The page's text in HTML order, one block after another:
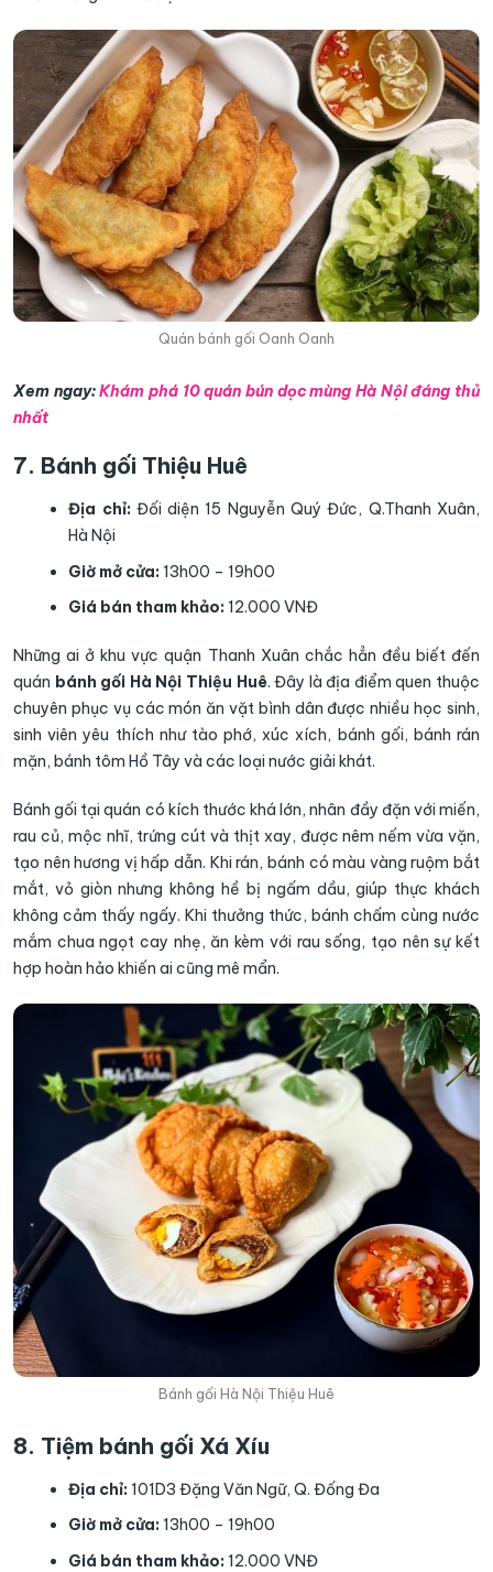
Quán bánh gối Oanh Oanh
Xem ngay:Khám phá 10 quán bún dọc mùng Hà Nội đáng thử
nhất
7. Bánh gối Thiệu Huê
Địa chỉ: Đối diện 15 Nguyễn Quý Đức, Q.Thanh Xuân,
Hà Nội
Giờ mở cửa: 13h00 – 19h00
Giá bán tham khảo: 12.000 VNĐ
Những ai ở khu vực quận Thanh Xuân chắc hẳn đều biết đến
quán bánh gối Hà Nội Thiệu Huê. Đây là địa điểm quen thuộc
chuyên phục vụ các món ăn vặt bình dân được nhiều học sinh,
sinh viên yêu thích như tào phớ, xúc xích, bánh gối, bánh rán
mặn, bánh tôm Hồ Tây và các loại nước giải khát.
Bánh gối tại quán có kích thước khá lớn, nhân đầy đặn với miến,
rau củ, mộc nhĩ, trứng cút và thịt xay, được nêm nếm vừa vặn,
tạo nên hương vị hấp dẫn. Khi rán, bánh có màu vàng ruộm bắt
mắt, vỏ giòn nhưng không hề bị ngấm dầu, giúp thực khách
không cảm thấy ngấy. Khi thưởng thức, bánh chấm cùng nước
mắm chua ngọt cay nhẹ, ăn kèm với rau sống, tạo nên sự kết
hợp hoàn hảo khiến ai cũng mê mẩn.
Bánh gối Hà Nội Thiệu Huê
8. Tiệm bánh gối Xá Xíu
Địa chỉ: 101D3 Đặng Văn Ngữ, Q. Đống Đa
Giờ mở cửa: 13h00 – 19h00
Giá bán tham khảo: 12.000 VNĐ